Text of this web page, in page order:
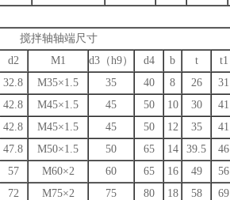
搅拌轴轴端尺寸
d2 M1 d3（h9） d4 b t t1
32.8 M35×1.5 35 40 8 26 31
42.8 M45×1.5 45 50 10 30 41
42.8 M45×1.5 45 50 12 35 41
47.8 M50×1.5 50 65 14 39.5 46
57 M60×2 60 65 16 49 56
72 M75×2 75 80 18 58 69